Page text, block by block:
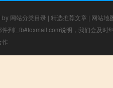
by 网站分类目录 | 精选推荐文章 | 网站地
到f_fb#foxmail.com说明，我们会及时
作